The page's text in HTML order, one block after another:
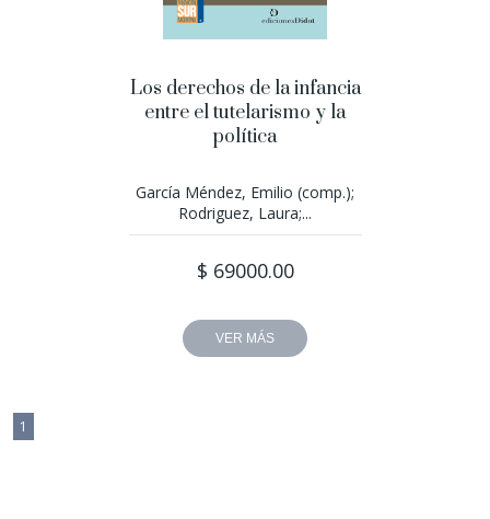
Los derechos de la infancia
entre el tutelarismo y la
política
García Méndez, Emilio (comp.);
Rodriguez, Laura;...
$ 69000.00
VER MÁS
1